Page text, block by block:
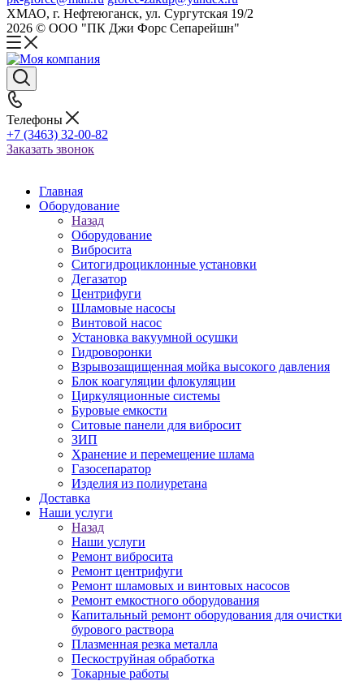
ХМАО, г. Нефтеюганск, ул. Сургутская 19/2
2026 © ООО "ПК Джи Форс Сепарейшн"
Телефоны
+7 (3463) 32-00-82
Заказать звонок
Главная
Оборудование
Назад
Оборудование
Вибросита
Ситогидроциклонные установки
Дегазатор
Центрифуги
Шламовые насосы
Винтовой насос
Установка вакуумной осушки
Гидроворонки
Взрывозащищенная мойка высокого давления
Блок коагуляции флокуляции
Циркуляционные системы
Буровые емкости
Ситовые панели для вибросит
ЗИП
Хранение и перемещение шлама
Газосепаратор
Изделия из полиуретана
Доставка
Наши услуги
Назад
Наши услуги
Ремонт вибросита
Ремонт центрифуги
Ремонт шламовых и винтовых насосов
Ремонт емкостного оборудования
Капитальный ремонт оборудования для очистки
бурового раствора
Плазменная резка металла
Пескоструйная обработка
Токарные работы